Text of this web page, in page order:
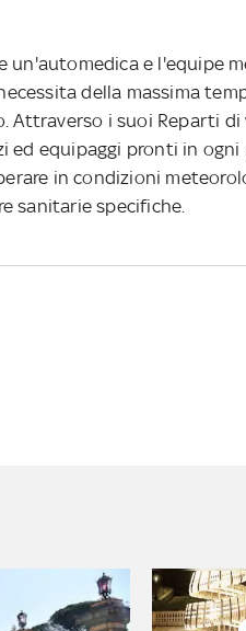
un'automedica e l'equipe
della massima
Attraverso i suoi Reparti di
ed equipaggi pronti in ogni
in condizioni
sanitarie specifiche.